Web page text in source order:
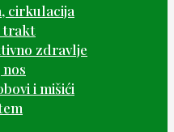
cirkulacija
trakt
zdravlje
i mišići